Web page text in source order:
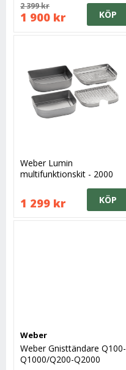
2 399 kr
1 900 kr KÖP
Weber Lumin
multifunktionskit - 2000
1 299 kr KÖP
Weber
Weber Gnisttändare Q100-
Q1000/Q200-Q2000